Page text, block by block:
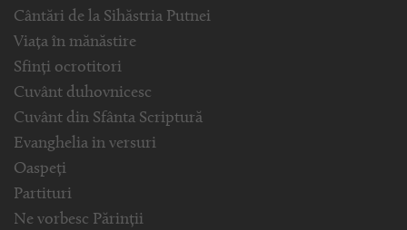
Cântări de la Sihăstria Putnei
Viața în mănăstire
Sfinți ocrotitori
Cuvânt duhovnicesc
Cuvânt din Sfânta Scriptură
Evanghelia in versuri
Oaspeți
Partituri
Ne vorbesc Părinții